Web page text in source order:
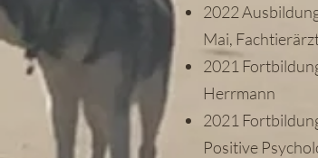
2022
Mai,
2021
Herrmann
2021
Positive